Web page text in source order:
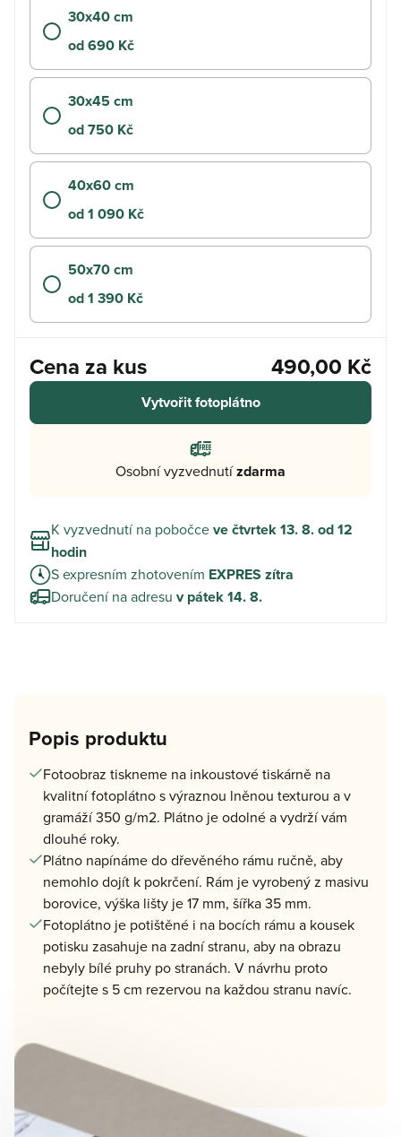
30x40 cm
od 690 Kč
30x45 cm
od 750 Kč
40x60 cm
od 1 090 Kč
50x70 cm
od 1 390 Kč
Cena za kus 490,00 Kč
Vytvořit fotoplátno
K vyzvednutí na pobočceve čtvrtek 13. 8. od 12
hodin
S expresním zhotovením EXPRES zítra
Doručení na adresu v pátek 14. 8.
Osobní vyzvednutízdarma
Popis produktu
Fotoobraz tiskneme na inkoustové tiskárně na
kvalitní fotoplátno s výraznou lněnou texturou a v
gramáží 350 g/m2. Plátno je odolné a vydrží vám
dlouhé roky.
Plátno napínáme do dřevěného rámu ručně, aby
nemohlo dojít k pokrčení. Rám je vyrobený z masivu
borovice, výška lišty je 17 mm, šířka 35 mm.
Fotoplátno je potištěné i na bocích rámu a kousek
potisku zasahuje na zadní stranu, aby na obrazu
nebyly bílé pruhy po stranách. V návrhu proto
počítejte s 5 cm rezervou na každou stranu navíc.